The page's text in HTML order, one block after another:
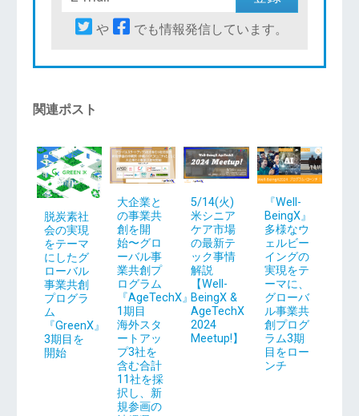
や でも情報発信しています。
関連ポスト
脱炭素社
会の実現
をテーマ
にしたグ
ローバル
事業共創
プログラ
ム
『GreenX』
3期目を
開始
大企業と
の事業共
創を開
始〜グロ
ーバル事
業共創プ
ログラム
『AgeTechX』
1期目
海外スタ
ートアッ
プ3社を
含む合計
11社を採
択し、新
規参画の
5/14(火)
米シニア
ケア市場
の最新テ
ック事情
解説
【Well-
BeingX &
AgeTechX
2024
Meetup!】
『Well-
BeingX』
多様なウ
ェルビー
イングの
実現をテ
ーマに、
グローバ
ル事業共
創プログ
ラム3期
目をロー
ンチ